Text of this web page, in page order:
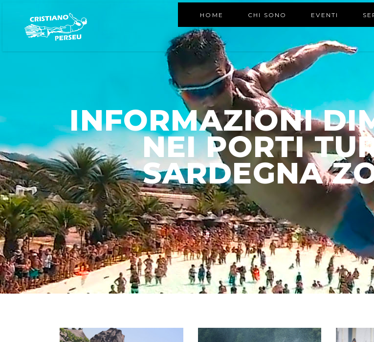
HOME CHI SONO EVENTI
INFORMAZIONI
NEI PORTI
SARDEGNA